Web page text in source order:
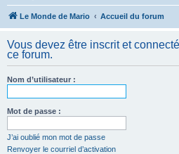
Le Monde de Mario Accueil du forum
Vous devez être inscrit et
ce forum.
Nom d’utilisateur :
Mot de passe :
J’ai oublié mon mot de passe
Renvoyer le courriel d’activation